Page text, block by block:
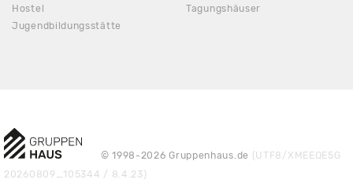
Hostel
Jugendbildungsstätte
Tagungshäuser
© 1998-2026 Gruppenhaus.de (UTF8/XMEEQE5G
20260809_105344 / 8.4.23)